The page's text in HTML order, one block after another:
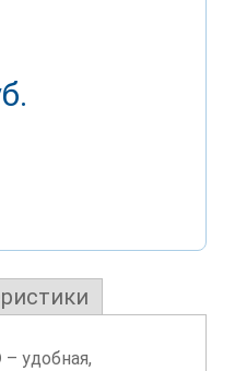
– удобная,